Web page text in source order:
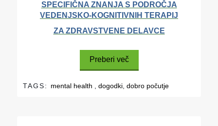
SPECIFIČNA ZNANJA S PODROČJA
VEDENJSKO-KOGNITIVNIH TERAPIJ
ZA ZDRAVSTVENE DELAVCE
Preberi več
TAGS: mental health dogodki dobro počutje